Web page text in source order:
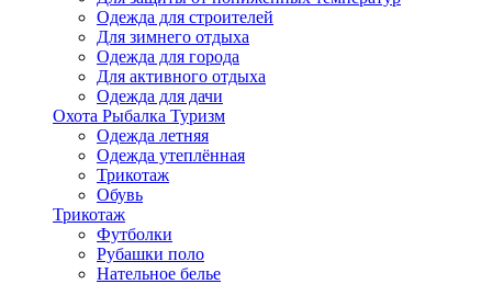
Одежда для строителей
Для зимнего отдыха
Одежда для города
Для активного отдыха
Одежда для дачи
Охота Рыбалка Туризм
Одежда летняя
Одежда утеплённая
Трикотаж
Обувь
Трикотаж
Футболки
Рубашки поло
Нательное белье